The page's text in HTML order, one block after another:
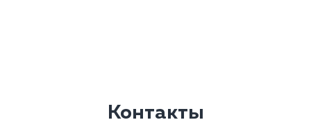
Контакты